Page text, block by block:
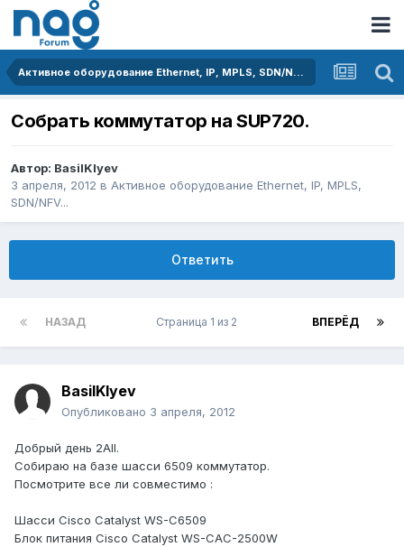
Активное оборудование Ethernet, IP, MPLS, SDN/NFV...
Собрать коммутатор на SUP720.
Автор: BasilKlyev
3 апреля, 2012 в Активное оборудование Ethernet, IP, MPLS,
SDN/NFV...
Ответить
НАЗАД ВПЕРЁД
Страница 1 из 2
BasilKlyev
Опубликовано 3 апреля, 2012
Добрый день 2All.
Собираю на базе шасси 6509 коммутатор.
Посмотрите все ли совместимо :
Шасси Cisco Catalyst WS-C6509
Блок питания Cisco Catalyst WS-CAC-2500W